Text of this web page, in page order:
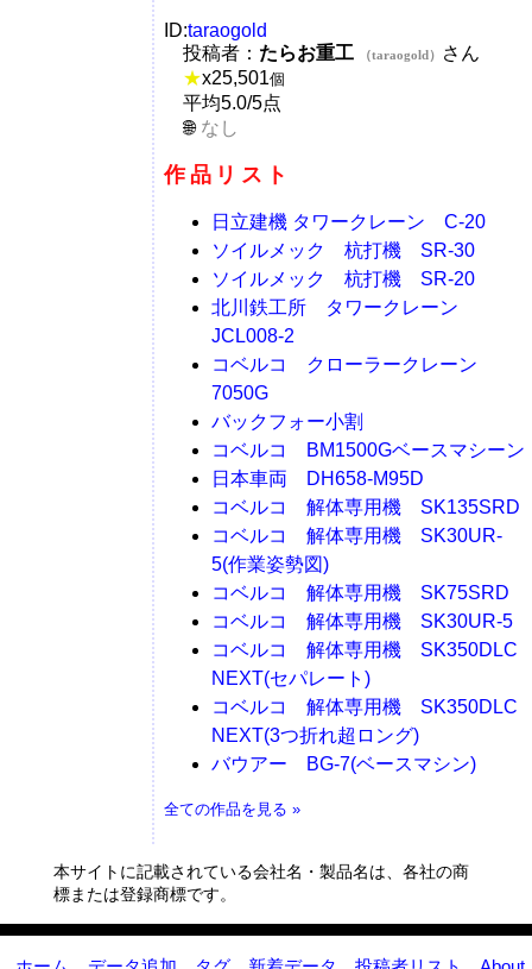
ID:taraogold
投稿者： たらお重工 （taraogold）
さん
★x25,501個
平均5.0/5点
なし
作品リスト
日立建機 タワークレーン C-20
ソイルメック 杭打機 SR-30
ソイルメック 杭打機 SR-20
北川鉄工所 タワークレーン
JCL008-2
コベルコ クローラークレーン
7050G
バックフォー小割
コベルコ BM1500Gベースマシーン
日本車両 DH658-M95D
コベルコ 解体専用機 SK135SRD
コベルコ 解体専用機 SK30UR-
5(作業姿勢図)
コベルコ 解体専用機 SK75SRD
コベルコ 解体専用機 SK30UR-5
コベルコ 解体専用機 SK350DLC
NEXT(セパレート)
コベルコ 解体専用機 SK350DLC
NEXT(3つ折れ超ロング)
バウアー BG-7(ベースマシン)
全ての作品を見る »
本サイトに記載されている会社名・製品名は、各社の商
標または登録商標です。